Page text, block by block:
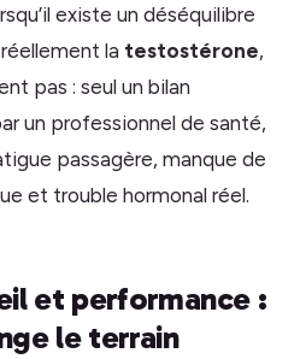
existe un déséquilibre
la testostérone,
pas : seul un bilan
un professionnel de santé,
passagère, manque de
et trouble hormonal réel.
et performance :
le terrain